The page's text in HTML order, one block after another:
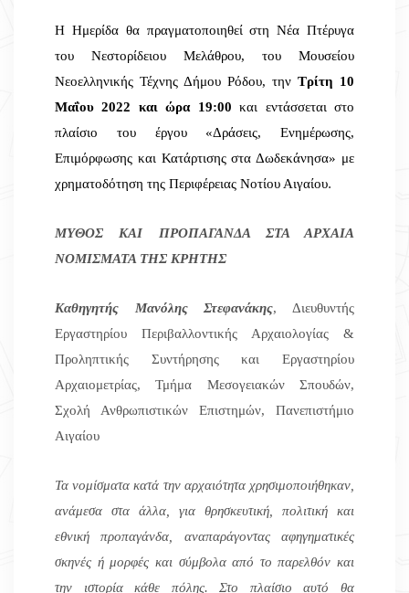
Η Ημερίδα θα πραγματοποιηθεί στη Νέα Πτέρυγα
του Νεστορίδειου Μελάθρου, του Μουσείου
Νεοελληνικής Τέχνης Δήμου Ρόδου, την Τρίτη 10
Μαΐου 2022 και ώρα 19:00 και εντάσσεται στο
πλαίσιο του έργου «Δράσεις, Ενημέρωσης,
Επιμόρφωσης και Κατάρτισης στα Δωδεκάνησα» με
χρηματοδότηση της Περιφέρειας Νοτίου Αιγαίου.
ΜΥΘΟΣ ΚΑΙ ΠΡΟΠΑΓΑΝΔΑ ΣΤΑ ΑΡΧΑΙΑ
ΝΟΜΙΣΜΑΤΑ ΤΗΣ ΚΡΗΤΗΣ
Καθηγητής Μανόλης Στεφανάκης, Διευθυντής
Εργαστηρίου Περιβαλλοντικής Αρχαιολογίας &
Προληπτικής Συντήρησης και Εργαστηρίου
Αρχαιομετρίας, Τμήμα Μεσογειακών Σπουδών,
Σχολή Ανθρωπιστικών Επιστημών, Πανεπιστήμιο
Αιγαίου
Τα νομίσματα κατά την αρχαιότητα χρησιμοποιήθηκαν,
ανάμεσα στα άλλα, για θρησκευτική, πολιτική και
εθνική προπαγάνδα, αναπαράγοντας αφηγηματικές
σκηνές ή μορφές και σύμβολα από το παρελθόν και
την ιστορία κάθε πόλης. Στο πλαίσιο αυτό θα